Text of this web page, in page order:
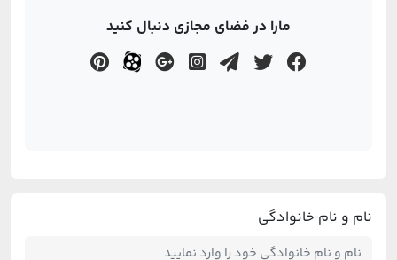
مارا در فضای مجازی دنبال کنید
نام و نام خانوادگی